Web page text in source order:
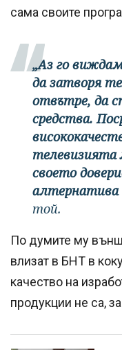
сама своите
„Аз го
да затворя
отвътре, да
средства.
телевизията
своето
алтернатива
той.
По думите му
влизат в БНТ в
качество на
продукции не са,